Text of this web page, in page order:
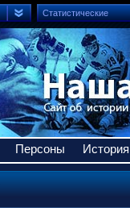
Статистические
Персоны История